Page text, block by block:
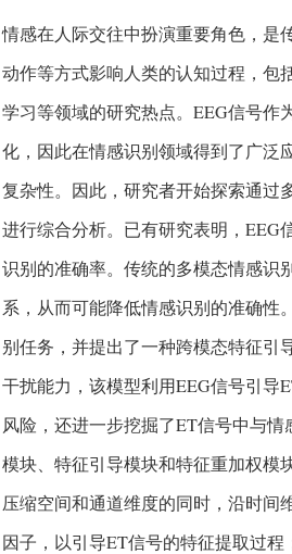
情感在人际交往中扮演重要角色，是
动作等方式影响人类的认知过程，包
学习等领域的研究热点。EEG信号作
化，因此在情感识别领域得到了广泛
复杂性。因此，研究者开始探索通过
进行综合分析。已有研究表明，EEG
识别的准确率。传统的多模态情感识
系，从而可能降低情感识别的准确性
别任务，并提出了一种跨模态特征引
干扰能力，该模型利用EEG信号引导
风险，还进一步挖掘了ET信号中与
模块、特征引导模块和特征重加权模
压缩空间和通道维度的同时，沿时间
因子，以引导ET信号的特征提取过